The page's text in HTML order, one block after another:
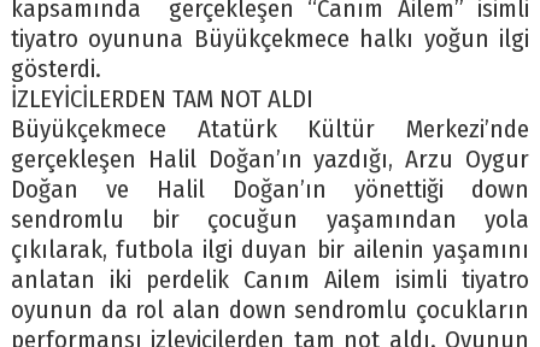
kapsamında gerçekleşen “Canım Ailem” isimli
tiyatro oyununa Büyükçekmece halkı yoğun ilgi
gösterdi.
İZLEYİCİLERDEN TAM NOT ALDI
Büyükçekmece Atatürk Kültür Merkezi’nde
gerçekleşen Halil Doğan’ın yazdığı, Arzu Oygur
Doğan ve Halil Doğan’ın yönettiği down
sendromlu bir çocuğun yaşamından yola
çıkılarak, futbola ilgi duyan bir ailenin yaşamını
anlatan iki perdelik Canım Ailem isimli tiyatro
oyunun da rol alan down sendromlu çocukların
performansı izleyicilerden tam not aldı. Oyunun